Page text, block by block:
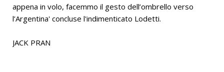
appena in volo, facemmo il gesto dell’ombrello verso
l’Argentina' concluse l'indimenticato Lodetti.
JACK PRAN